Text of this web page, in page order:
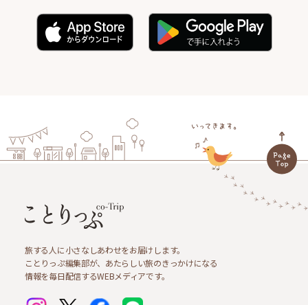
旅する人に小さなしあわせをお届けします。
ことりっぷ編集部が、あたらしい旅のきっかけになる
情報を毎日配信するWEBメディアです。